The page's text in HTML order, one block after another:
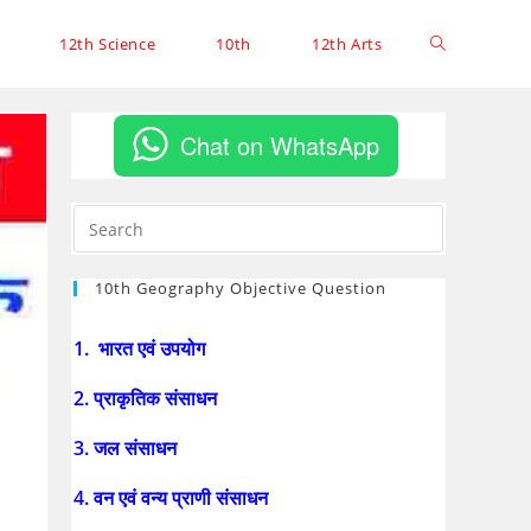
12th Science 10th 12th Arts
Chat on WhatsApp
10th Geography Objective Question
1. भारत एवं उपयोग
2. प्राकृतिक संसाधन
3. जल संसाधन
4. वन एवं वन्य प्राणी संसाधन